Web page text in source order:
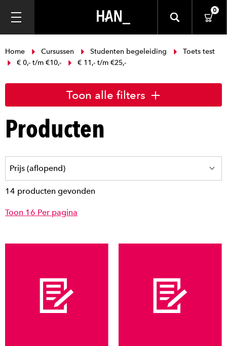
0
Home Cursussen Studenten begeleiding
Toets test
€ 0,- t/m €10,-
€ 11,- t/m €25,-
Toon alle filters
Producten
14 producten gevonden
Toon 16 Per pagina